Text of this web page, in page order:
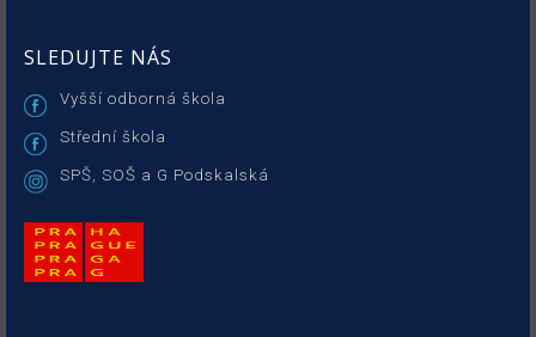
SLEDUJTE NÁS
Vyšší odborná škola
Střední škola
SPŠ, SOŠ a G Podskalská